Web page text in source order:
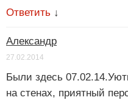
Ответить ↓
Александр
27.02.2014
Были здесь
на стенах, приятный